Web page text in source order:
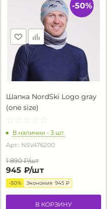
Шапка NordSki Logo gray
(one size)
☆ ☆ ☆ ☆ ☆
★ ★ ★ ★ ★
В наличии - 3 шт.
Арт.: NSV476200
1 890 ₽/шт
945 ₽/шт
-50% Экономия 945 ₽
В КОРЗИНУ
-50%